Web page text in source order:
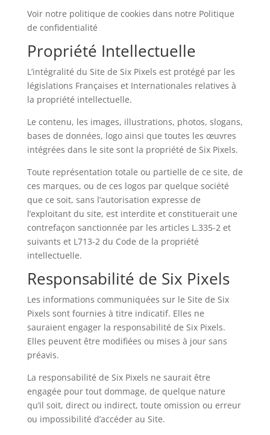
Voir notre politique de cookies dans notre Politique
de confidentialité
Propriété Intellectuelle
L’intégralité du Site de Six Pixels est protégé par les
législations Françaises et Internationales relatives à
la propriété intellectuelle.
Le contenu, les images, illustrations, photos, slogans,
bases de données, logo ainsi que toutes les œuvres
intégrées dans le site sont la propriété de Six Pixels.
Toute représentation totale ou partielle de ce site, de
ces marques, ou de ces logos par quelque société
que ce soit, sans l’autorisation expresse de
l’exploitant du site, est interdite et constituerait une
contrefaçon sanctionnée par les articles L.335-2 et
suivants et L713-2 du Code de la propriété
intellectuelle.
Responsabilité de Six Pixels
Les informations communiquées sur le Site de Six
Pixels sont fournies à titre indicatif. Elles ne
sauraient engager la responsabilité de Six Pixels.
Elles peuvent être modifiées ou mises à jour sans
préavis.
La responsabilité de Six Pixels ne saurait être
engagée pour tout dommage, de quelque nature
qu’il soit, direct ou indirect, toute omission ou erreur
ou impossibilité d’accéder au Site.